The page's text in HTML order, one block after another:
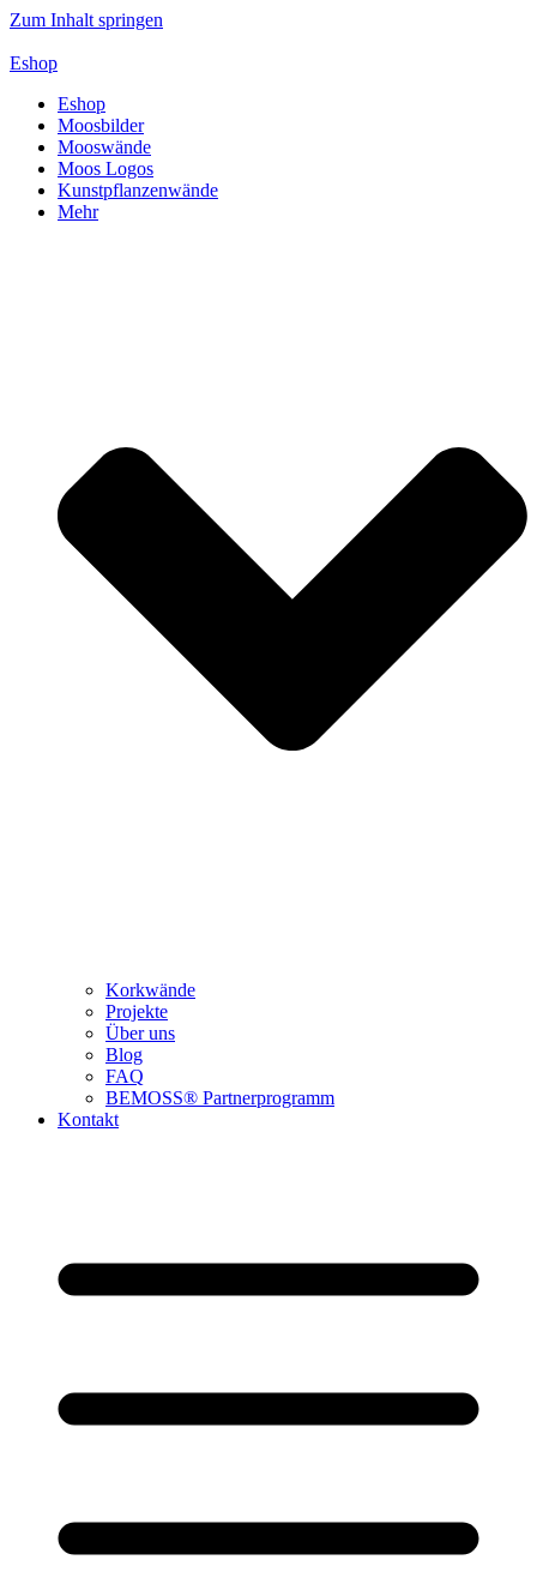
Zum Inhalt springen
Eshop
Eshop
Moosbilder
Mooswände
Moos Logos
Kunstpflanzenwände
Mehr
Korkwände
Projekte
Über uns
Blog
FAQ
BEMOSS® Partnerprogramm​
Kontakt